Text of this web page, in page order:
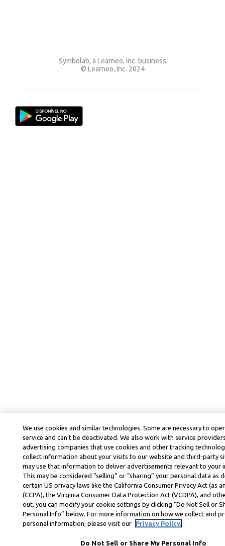
Symbolab, a Learneo, Inc. business
© Learneo, Inc. 2024
We use cookies and similar technologies. Some are necessary to
service and can’t be deactivated. We also work with service
advertising companies that use cookies and other tracking
collect information about your visits to our website and third-party
may use that information to deliver advertisements relevant to your
This may be considered “selling” or “sharing” your personal data as
certain US privacy laws like the California Consumer Privacy Act (as
(CCPA), the Virginia Consumer Data Protection Act (VCDPA), and
out, you can modify your cookie settings by clicking “Do Not Sell or
Personal Info” below. For more information on how we collect and
personal information, please visit our
Privacy Policy.
Do Not Sell or Share My Personal Info